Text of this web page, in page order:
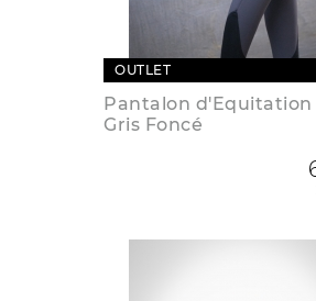
OUTLET
Pantalon d'Equitation
Gris Foncé